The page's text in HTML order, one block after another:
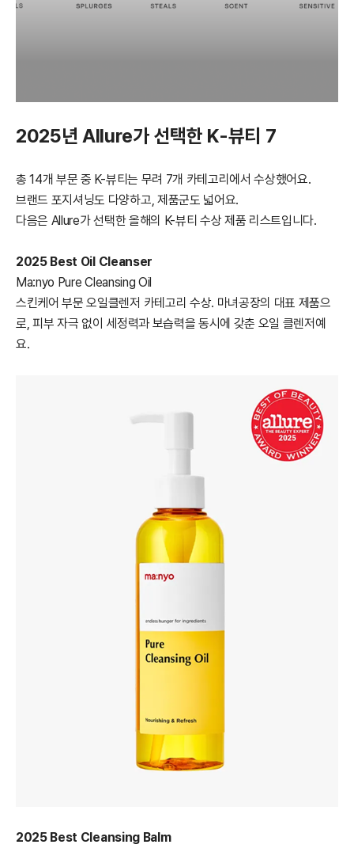
2025년 Allure가 선택한 K-뷰티 7
총 14개 부문 중 K-뷰티는 무려 7개 카테고리에서 수상했어요.
브랜드 포지셔닝도 다양하고, 제품군도 넓어요.
다음은 Allure가 선택한 올해의 K-뷰티 수상 제품 리스트입니다.
2025 Best Oil Cleanser
Ma:nyo Pure Cleansing Oil
스킨케어 부문 오일클렌저 카테고리 수상. 마녀공장의 대표 제품으
로, 피부 자극 없이 세정력과 보습력을 동시에 갖춘 오일 클렌저예
요.
2025 Best Cleansing Balm